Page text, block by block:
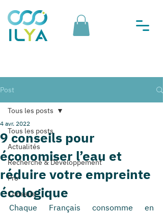
Post
Tous les posts
Actualités
Recherche & Développement
Pro
Conseils
Tous les posts
9 conseils pour
économiser l’eau et
réduire votre empreinte
écologique
4 avr. 2022
Chaque Français consomme en